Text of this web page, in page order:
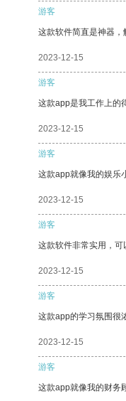
游客
这款软件简直是神器，
2023-12-15
游客
这款app是我工作上的
2023-12-15
游客
这款app就像我的娱乐
2023-12-15
游客
这款软件非常实用，可
2023-12-15
游客
这款app的学习氛围很
2023-12-15
游客
这款app就像我的财务